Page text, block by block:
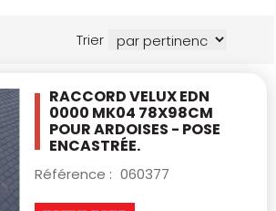
Trier
RACCORD VELUX EDN
0000 MK04 78X98CM
POUR ARDOISES - POSE
ENCASTRÉE.
Référence : 060377